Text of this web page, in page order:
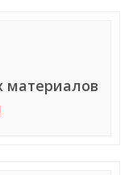
материалов